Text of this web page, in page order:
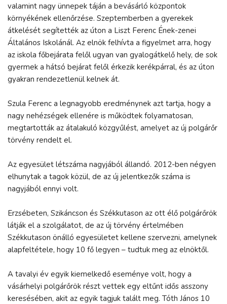
valamint nagy ünnepek táján a bevásárló központok
környékének ellenőrzése. Szeptemberben a gyerekek
átkelését segítették az úton a Liszt Ferenc Ének-zenei
Általános Iskolánál. Az elnök felhívta a figyelmet arra, hogy
az iskola főbejárata felől ugyan van gyalogátkelő hely, de sok
gyermek a hátsó bejárat felől érkezik kerékpárral, és az úton
gyakran rendezetlenül kelnek át.
Szula Ferenc a legnagyobb eredménynek azt tartja, hogy a
nagy nehézségek ellenére is működtek folyamatosan,
megtartották az átalakuló közgyűlést, amelyet az új polgárőr
törvény rendelt el.
Az egyesület létszáma nagyjából állandó. 2012-ben négyen
elhunytak a tagok közül, de az új jelentkezők száma is
nagyjából ennyi volt.
Erzsébeten, Szikáncson és Székkutason az ott élő polgárőrök
látják el a szolgálatot, de az új törvény értelmében
Székkutason önálló egyesületet kellene szervezni, amelynek
alapfeltétele, hogy 10 fő legyen – tudtuk meg az elnöktől.
A tavalyi év egyik kiemelkedő eseménye volt, hogy a
vásárhelyi polgárőrök részt vettek egy eltűnt idős asszony
keresésében, akit az egyik tagjuk talált meg. Tóth János 10